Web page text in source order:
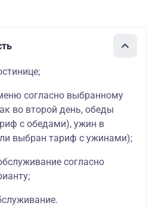
согласно выбранному
во второй день, обеды
с обедами), ужин в
выбран тариф с ужинами);
согласно